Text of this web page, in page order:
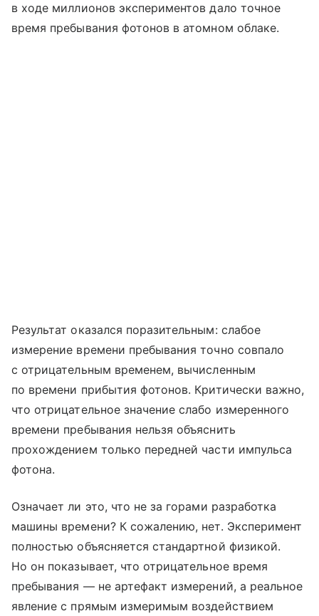
в ходе миллионов экспериментов дало точное
время пребывания фотонов в атомном облаке.
Результат оказался поразительным: слабое
измерение времени пребывания точно совпало
с отрицательным временем, вычисленным
по времени прибытия фотонов. Критически важно,
что отрицательное значение слабо измеренного
времени пребывания нельзя объяснить
прохождением только передней части импульса
фотона.
Означает ли это, что не за горами разработка
машины времени? К сожалению, нет. Эксперимент
полностью объясняется стандартной физикой.
Но он показывает, что отрицательное время
пребывания — не артефакт измерений, а реальное
явление с прямым измеримым воздействием